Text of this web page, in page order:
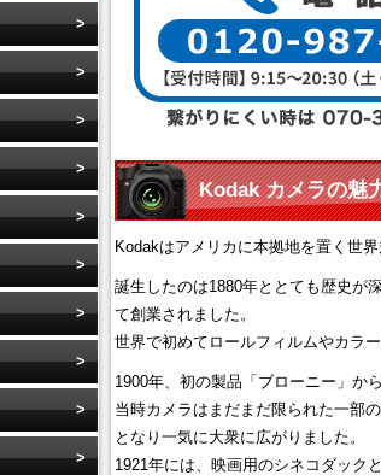
Kodak カメラの魅
Kodakはアメリカに本拠地を置く世
誕生したのは1880年ととても歴史が
て創業されました。
世界で初めてロールフィルムやカラ
1900年、初の製品「ブローニー」か
当時カメラはまだまだ限られた一部
となり一気に大衆に広がりました。
1921年には、映画用のシネコダック